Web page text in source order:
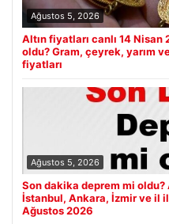
Ağustos 5, 2026
Altın fiyatları canlı 14
oldu? Gram, çeyrek, yarım
fiyatları
Ağustos 5, 2026
Son dakika deprem mi
İstanbul, Ankara, İzmir ve il
Ağustos 2026